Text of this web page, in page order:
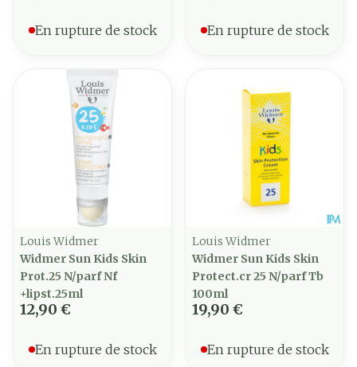
En rupture de stock En rupture de stock
Louis Widmer
Widmer Sun Kids Skin
Prot.25 N/parf Nf
+lipst.25ml
12,90 €
En rupture de stock
Louis Widmer
Widmer Sun Kids Skin
Protect.cr 25 N/parf Tb
100ml
19,90 €
En rupture de stock